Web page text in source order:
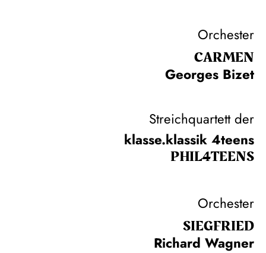
Orchester
CARMEN
Georges Bizet
Streichquartett der
klasse.klassik 4teens
PHIL­4TEENS
Orchester
SIEG­FRIED
Richard Wagner